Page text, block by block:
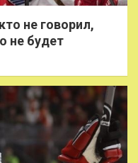
не говорил,
не будет